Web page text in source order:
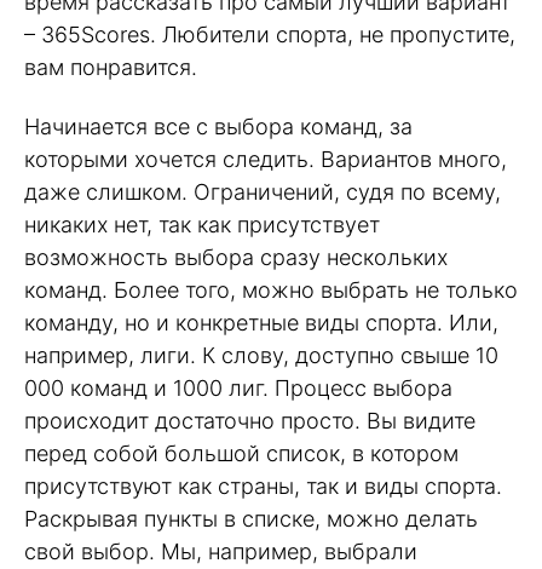
– 365Scores. Любители спорта, не пропустите,
вам понравится.
Начинается все с выбора команд, за
которыми хочется следить. Вариантов много,
даже слишком. Ограничений, судя по всему,
никаких нет, так как присутствует
возможность выбора сразу нескольких
команд. Более того, можно выбрать не только
команду, но и конкретные виды спорта. Или,
например, лиги. К слову, доступно свыше 10
000 команд и 1000 лиг. Процесс выбора
происходит достаточно просто. Вы видите
перед собой большой список, в котором
присутствуют как страны, так и виды спорта.
Раскрывая пункты в списке, можно делать
свой выбор. Мы, например, выбрали